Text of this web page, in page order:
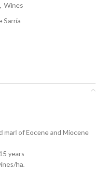
, Wines
Sarría
marl of Eocene and Miocene
years
ha.